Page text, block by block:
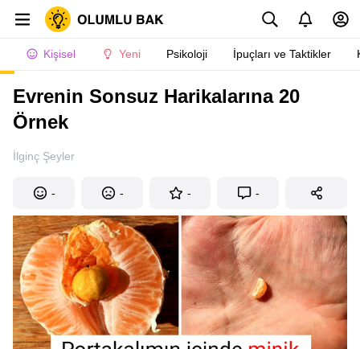
Kişisel Yeni Psikoloji İpuçları ve Taktikler
Evrenin Sonsuz Harikalarına 20
Örnek
İlginç Şeyler
- - - -